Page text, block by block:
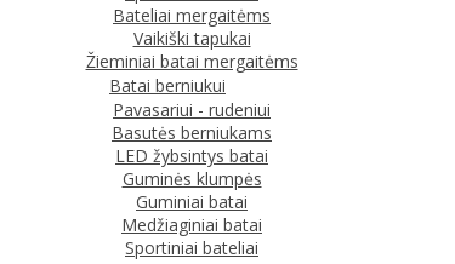
Bateliai mergaitėms
Vaikiški tapukai
Žieminiai batai mergaitėms
Batai berniukui
Pavasariui - rudeniui
Basutės berniukams
LED žybsintys batai
Guminės klumpės
Guminiai batai
Medžiaginiai batai
Sportiniai bateliai